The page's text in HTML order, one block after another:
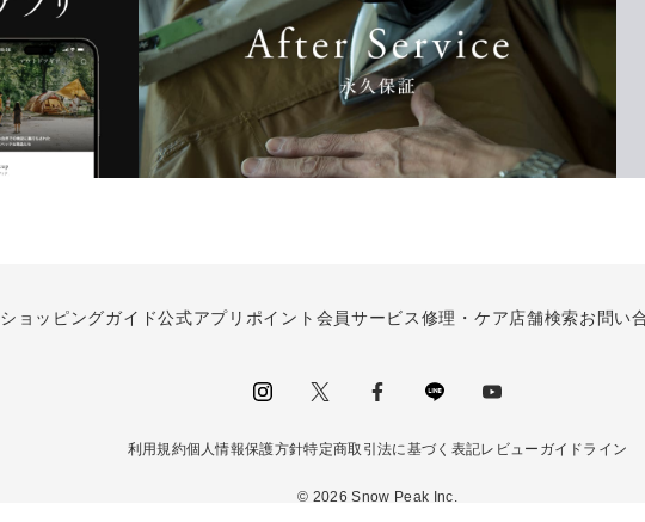
ショッピングガイド公式アプリ ポイント会員サービス修理・ケア店舗検索お問い
利用規約個人情報保護方針特定商取引法に基づく表記レビューガイドライン
© 2026 Snow Peak Inc.